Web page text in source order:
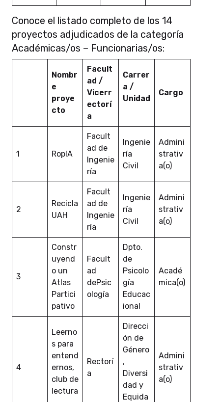
Conoce el listado completo de los 14
proyectos adjudicados de la categoría
Académicas/os – Funcionarias/os:
Nombr
e
proye
cto
Facult
ad /
Vicerr
ectorí
a
Carrer
a /
Unidad
Cargo
1 RopIA
Facult
ad de
Ingenie
ría
Ingenie
ría
Civil
Admini
strativ
a(o)
2
Recicla
UAH
Facult
ad de
Ingenie
ría
Ingenie
ría
Civil
Admini
strativ
a(o)
3
Constr
uyend
o un
Atlas
Partici
pativo
Facult
ad
dePsic
ología
Dpto.
de
Psicolo
gía
Educac
ional
Acadé
mica(o)
4
Leerno
s para
entend
ernos,
club de
lectura
Rectorí
a
Direcci
ón de
Género
,
Diversi
dad y
Equida
Admini
strativ
a(o)